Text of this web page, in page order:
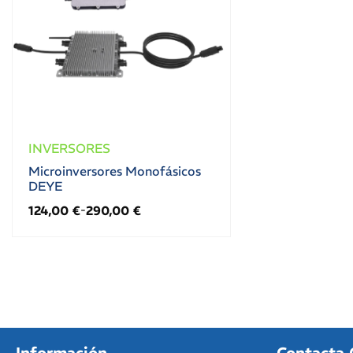
INVERSORES
Microinversores Monofásicos
DEYE
124,00 €-290,00 €